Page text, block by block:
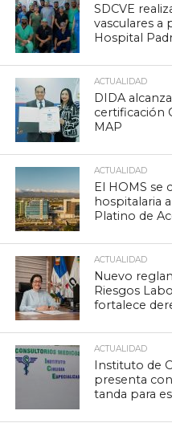
SDCVE
vasculares a
Hospital
ACTUALIDAD
DIDA
certificación
MAP
ACTUALIDAD
El HOMS se
hospitalaria
Platino de
ACTUALIDAD
Nuevo
Riesgos
fortalece
ACTUALIDAD
Instituto de
presenta
tanda para